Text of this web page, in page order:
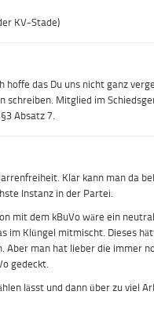
KV-Stade)
hoffe das Du uns nicht ganz
schreiben. Mitglied im
Absatz 7.
Klar kann man da
Instanz in der Partei.
mit dem kBuVo wäre ein
im Klüngel mitmischt. Dieses
Aber man hat lieber die immer
gedeckt.
lässt und dann über zu viel